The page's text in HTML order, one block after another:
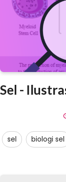
Sel -
sel biologi sel